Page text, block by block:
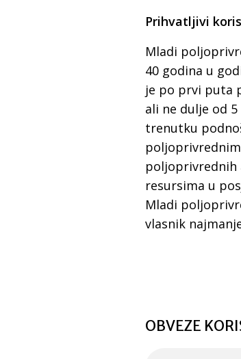
Prihvatljivi
Mladi
40 godina u
je po prvi puta
ali ne dulje od
trenutku
poljoprivrednih
resursima u
Mladi
vlasnik
OBVEZE